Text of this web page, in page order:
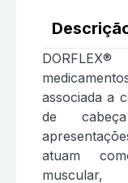
associada a
de
atuam